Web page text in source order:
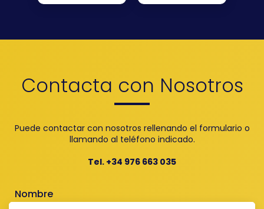
Contacta con Nosotros
Puede contactar con nosotros rellenando el formulario o
llamando al teléfono indicado.
Tel. +34 976 663 035
Nombre